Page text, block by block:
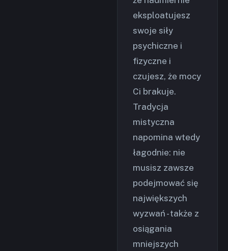
eksploatujesz
swoje siły
psychiczne i
fizyczne i
czujesz, że mocy
Ci brakuje.
Tradycja
mistyczna
napomina wtedy
łagodnie: nie
musisz zawsze
podejmować się
największych
wyzwań - także z
osiągania
mniejszych